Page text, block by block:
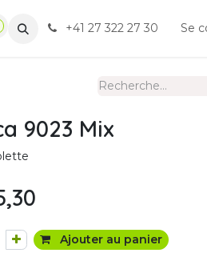
+41 27 322 27 30 Se
9023 Mix
Ajouter au panier